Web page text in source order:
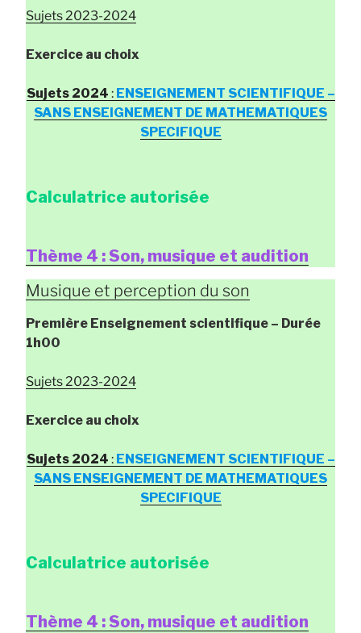
Sujets 2023-2024
Exercice au choix
Sujets 2024 : ENSEIGNEMENT SCIENTIFIQUE –
SANS ENSEIGNEMENT DE MATHEMATIQUES
SPECIFIQUE
Calculatrice autorisée
Thème 4 : Son, musique et audition
Musique et perception du son
Première Enseignement scientifique – Durée
1h00
Sujets 2023-2024
Exercice au choix
Sujets 2024 : ENSEIGNEMENT SCIENTIFIQUE –
SANS ENSEIGNEMENT DE MATHEMATIQUES
SPECIFIQUE
Calculatrice autorisée
Thème 4 : Son, musique et audition